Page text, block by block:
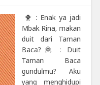
🐥 : Enak ya jadi
Mbak Rina, makan
duit dari Taman
Baca?🦧 : Duit
Taman Baca
gundulmu? Aku
yang menghidupi